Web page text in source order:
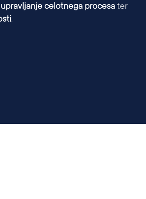
celotnega procesa ter
.